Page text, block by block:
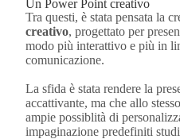
Un Power Point creativo
Tra questi, è stata pensata la
creativo, progettato per
modo più interattivo e più in
comunicazione.
La sfida è stata rendere la
accattivante, ma che allo
ampie possiblità di
impaginazione predefiniti